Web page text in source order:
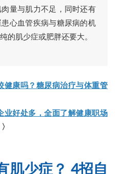
量与肌力不足，同时还有
心血管疾病与糖尿病的机
的肌少症或肥胖还要大。
健康吗？糖尿病治疗与体重管
业好处多，全面了解健康职场
〉
肌少症？ 4招自